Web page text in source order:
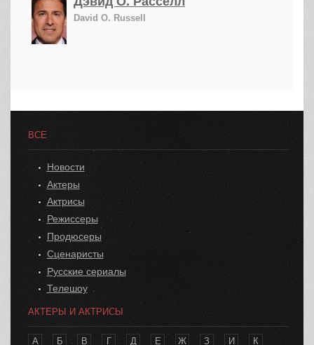
David O. Russell
ВСЕ
Новости
Актеры
Актрисы
Режиссеры
Продюсеры
Сценаристы
Русские сериалы
Телешоу
АКТЕРЫ И АКТРИСЫ
А Б В Г Д Е Ж З И К